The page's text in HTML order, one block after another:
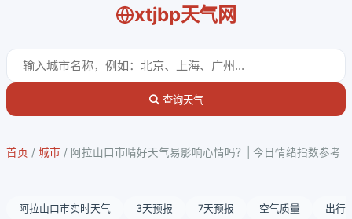
xtjbp天气网
查询天气
首页 / 城市 / 阿拉山口市晴好天气易影响心情吗？| 今日情绪指数参考
阿拉山口市实时天气 3天预报 7天预报 空气质量 出行